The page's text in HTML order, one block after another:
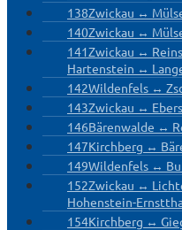
138Zwickau ↔
140Zwickau ↔
141Zwickau ↔
Hartenstein ↔
142Wildenfels ↔
143Zwickau ↔
146Bärenwalde ↔
147Kirchberg ↔
149Wildenfels ↔
152Zwickau ↔
Hohenstein-
154Kirchberg ↔